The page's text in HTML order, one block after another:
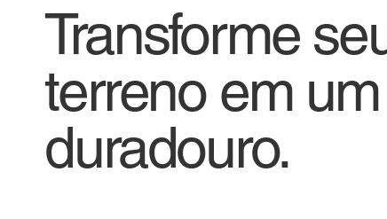
Transforme
terreno em
duradouro.